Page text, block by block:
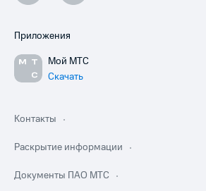
Приложения
Мой МТС
Скачать
Контакты
Раскрытие информации
Документы ПАО МТС